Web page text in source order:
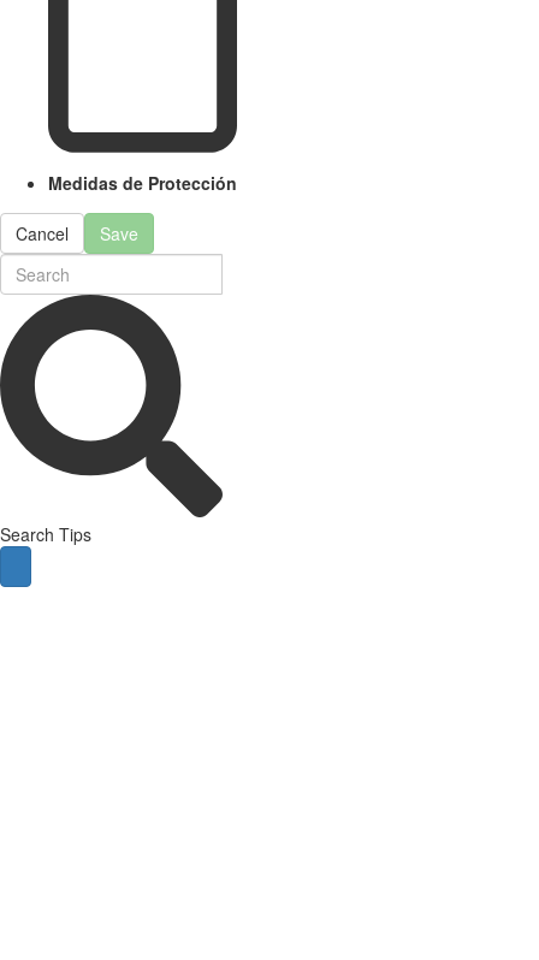
Medidas de Protección
Cancel Save
Search Tips